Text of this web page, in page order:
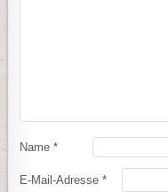
Name*
E-Mail-Adresse*